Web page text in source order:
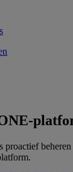
beheren